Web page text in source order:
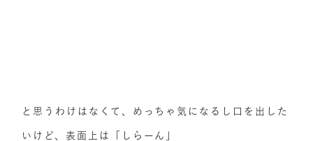
と思うわけはなくて、めっちゃ気になるし口を出した
いけど、表面上は「しらーん」